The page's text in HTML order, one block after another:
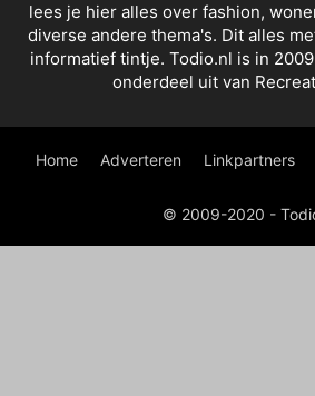
lees je hier alles over fashion,
diverse andere thema's. Dit alles
informatief tintje. Todio.nl is in
onderdeel uit van
Home Adverteren Linkpartners
© 2009-2020 -